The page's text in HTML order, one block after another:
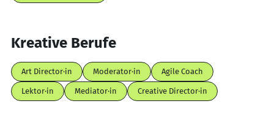
Kreative Berufe
Art Director·in Moderator·in Agile Coach
Lektor·in Mediator·in Creative Director·in